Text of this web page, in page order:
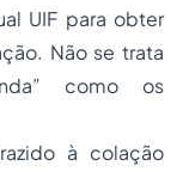
UIF para obter
Não se trata
como os
à colação